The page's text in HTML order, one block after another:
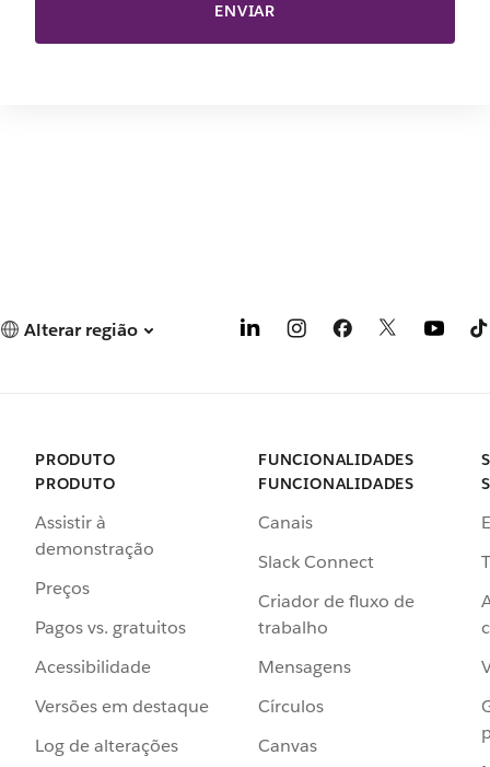
ENVIAR
Alterar região
PRODUTO
PRODUTO
Assistir à
demonstração
Preços
Pagos vs. gratuitos
Acessibilidade
Versões em destaque
Log de alterações
FUNCIONALIDADES
FUNCIONALIDADES
Canais
Slack Connect
Criador de fluxo de
trabalho
Mensagens
Círculos
Canvas